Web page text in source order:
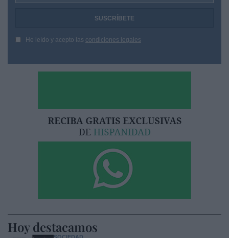
He leído y acepto las condiciones legales
Hoy destacamos
SOCIEDAD